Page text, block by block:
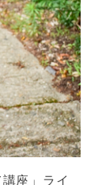
座」ライ